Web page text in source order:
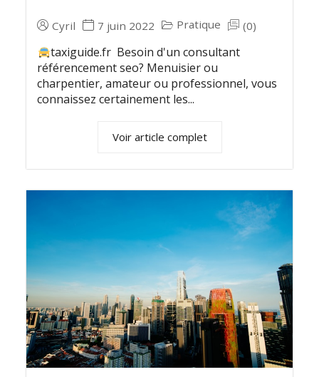
Cyril 7 juin 2022 Pratique (0)
taxiguide.fr Besoin d'un consultant
référencement seo? Menuisier ou
charpentier, amateur ou professionnel, vous
connaissez certainement les...
Voir article complet